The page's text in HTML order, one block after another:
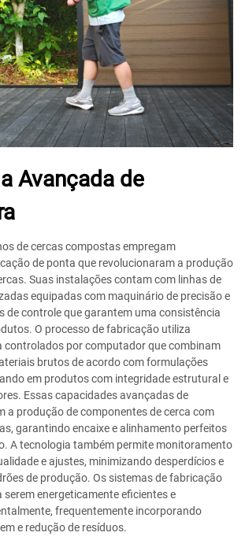
Avançada de
de cercas compostas empregam
de ponta que revolucionaram a produção
Suas instalações contam com linhas de
equipadas com maquinário de precisão e
de controle que garantem uma consistência
O processo de fabricação utiliza
controlados por computador que combinam
brutos de acordo com formulações
em produtos com integridade estrutural e
Essas capacidades avançadas de
a produção de componentes de cerca com
garantindo encaixe e alinhamento perfeitos
A tecnologia também permite monitoramento
e ajustes, minimizando desperdícios e
de produção. Os sistemas de fabricação
energeticamente eficientes e
frequentemente incorporando
e redução de resíduos.